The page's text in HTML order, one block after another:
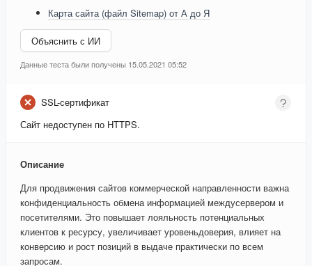
Карта сайта (файл Sitemap) от А до Я
Объяснить с ИИ
Данные теста были получены 15.05.2021 05:52
SSL-сертификат
Сайт недоступен по HTTPS.
Описание
Для продвижения сайтов коммерческой направленности важна
конфиденциальность обмена информацией междусервером и
посетителями. Это повышает лояльность потенциальных
клиентов к ресурсу, увеличивает уровеньдоверия, влияет на
конверсию и рост позиций в выдаче практически по всем
запросам.